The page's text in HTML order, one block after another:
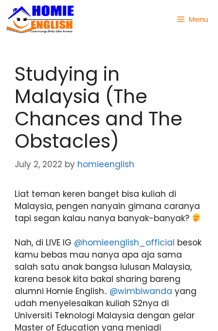
Menu
Studying in
Malaysia (The
Chances and The
Obstacles)
July 2, 2022 by homieenglish
Liat teman keren banget bisa kuliah di
Malaysia, pengen nanyain gimana caranya
tapi segan kalau nanya banyak-banyak?
Nah, di LIVE IG @homieenglish_official besok
kamu bebas mau nanya apa aja sama
salah satu anak bangsa lulusan Malaysia,
karena besok kita bakal sharing bareng
alumni Homie English.. @wimbiwanda yang
udah menyelesaikan kuliah S2nya di
Universiti Teknologi Malaysia dengan gelar
Master of Education yang menjadi